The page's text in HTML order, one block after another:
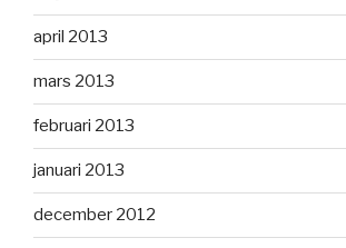
april 2013
mars 2013
februari 2013
januari 2013
december 2012